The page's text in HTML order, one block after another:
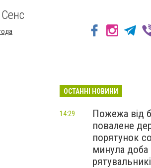
ОСТАННІ НОВИНИ
Пожежа від
повалене
порятунок
минула доба
14:29